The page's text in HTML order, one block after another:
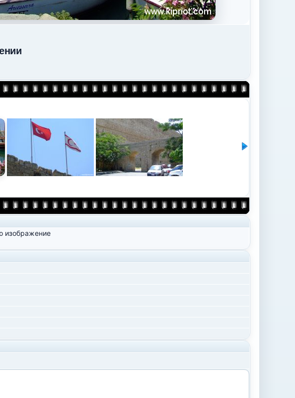
изображение